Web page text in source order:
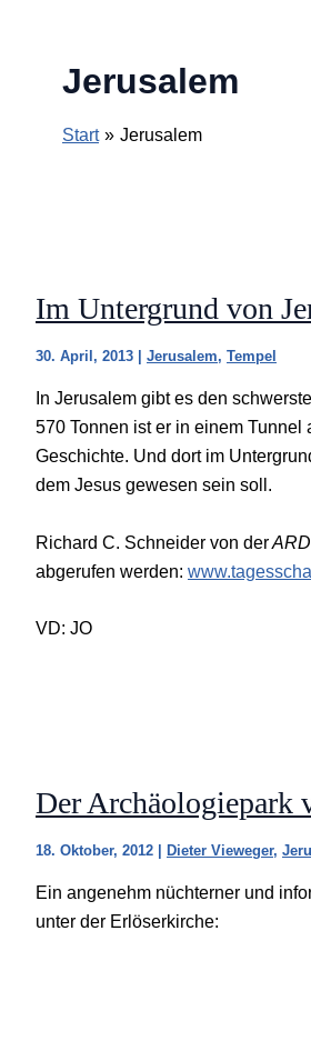
Jerusalem
Start Jerusalem
Im Untergrund von
30. April, 2013 Jerusalem, Tempel
In Jerusalem gibt es den
570 Tonnen ist er in einem
Geschichte. Und dort im
dem Jesus gewesen sein soll.
Richard C. Schneider von derARD
abgerufen werden:
VD: JO
Der Archäologiepark
18. Oktober, 2012 Dieter Vieweger,
Ein angenehm nüchterner und
unter der Erlöserkirche: